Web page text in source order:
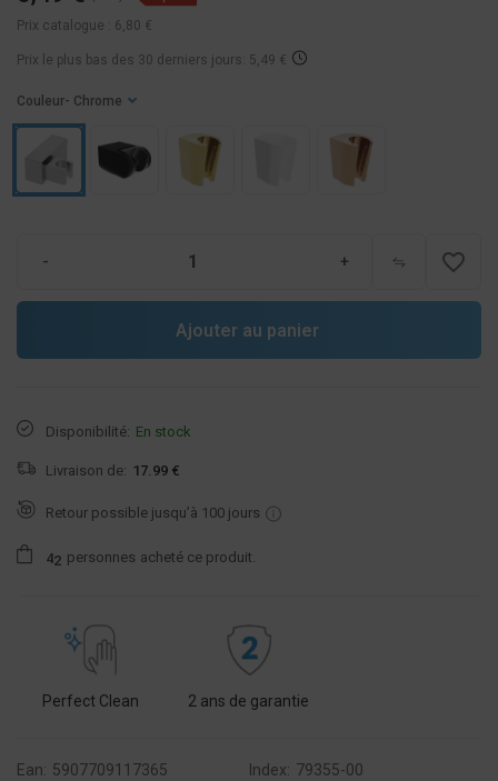
Prix catalogue : 6,80 €
Prix ​​le plus bas des 30 derniers jours: 5,49 €
Couleur - Chrome
- + favorite_border
Ajouter au panier
Disponibilité: En stock
Livraison de: 17.99 €
Retour possible jusqu’à 100 jours
42 personnes acheté ce produit.
Perfect Clean 2 ans de garantie
Ean: 5907709117365 Index: 79355-00